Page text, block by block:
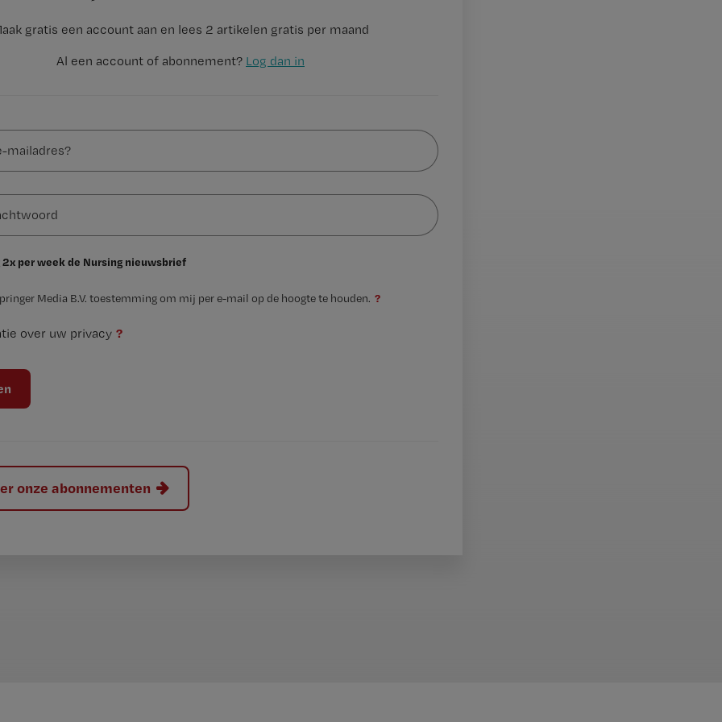
gratis een account aan en lees 2 artikelen gratis per maand
Al een account of abonnement? Log dan in
2x per week de Nursing nieuwsbrief
Media B.V. toestemming om mij per e-mail op de hoogte te houden. ?
over uw privacy ?
onze abonnementen